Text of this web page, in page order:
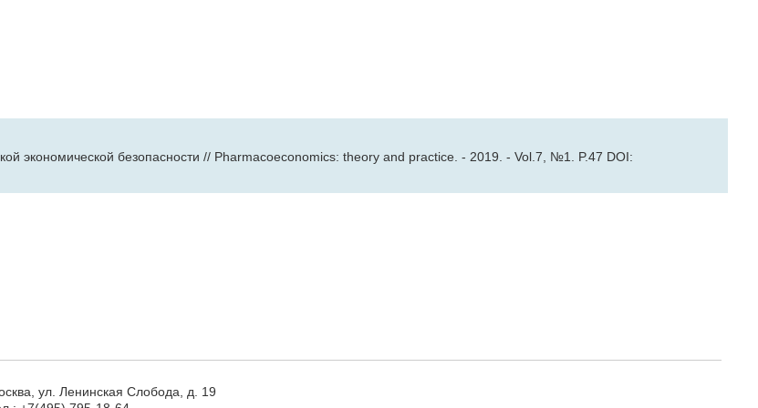
экономической безопасности // Pharmacoeconomics: theory and practice. - 2019. - Vol.7, №1. P.47 DOI:
ул. Ленинская Слобода, д. 19